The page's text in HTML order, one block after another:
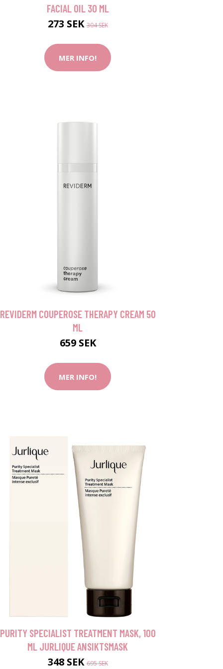
FACIAL OIL 30 ML
273 SEK304 SEK
MER INFO!
REVIDERM COUPEROSE THERAPY CREAM 50
ML
659 SEK
MER INFO!
PURITY SPECIALIST TREATMENT MASK, 100
ML JURLIQUE ANSIKTSMASK
348 SEK695 SEK